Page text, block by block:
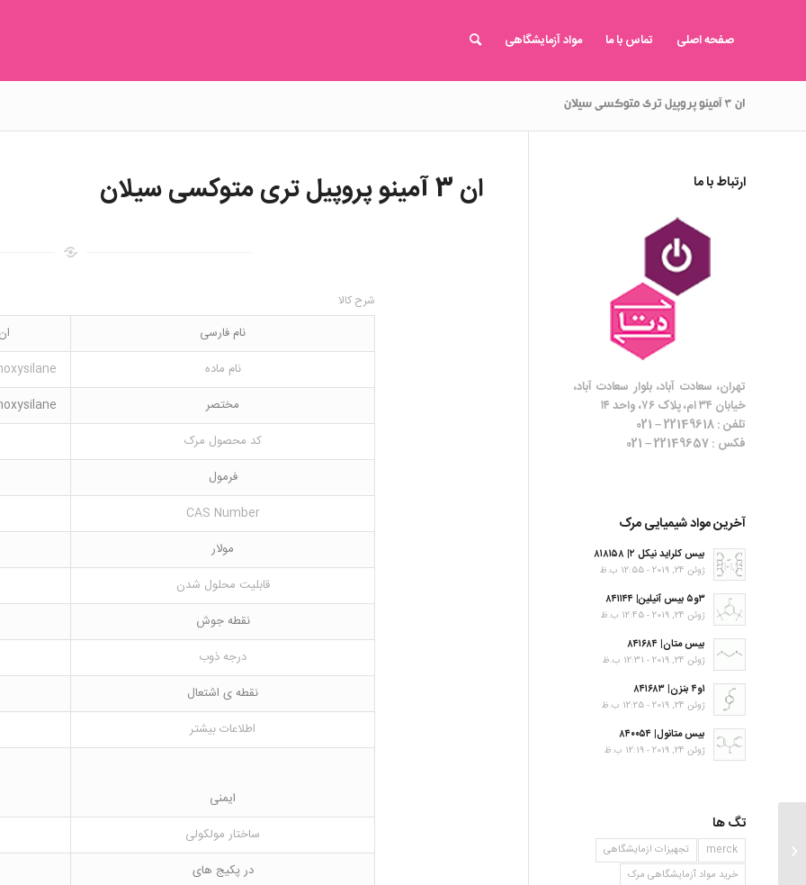
صفحه اصلی تماس با ما مواد آزمایشگاهی
ان ۳ آمینو پروپیل تری متوکسی سیلان
ان 3 آمینو پروپیل تری متوکسی سیلان
شرح کالا
نام فارسی
ان 3 آمینو پروپیل تری متوکسی سیلان
نام ماده
مختصر
کد محصول مرک
فرمول
CAS Number
مولار
قابلیت محلول شدن
نقطه جوش
درجه ذوب
نقطه ی اشتعال
اطلاعات بیشتر
ایمنی
ساختار مولکولی
در پکیج های
ارتباط با ما
تهران، سعادت آباد، بلوار سعادت آباد،
خیابان ۳۴ ام، پلاک ۷۶، واحد ۱۴
تلفن : 22149618 – 021
فکس : 22149657 – 021
آخرین مواد شیمیایی مرک
بیس کلراید نیکل ۲| ۸۱۸۱۵۸
ژوئن 24, 2019 - 12:55 ب.ظ
۳و۵ بیس آنیلین| ۸۴۱۱۴۴
ژوئن 24, 2019 - 12:45 ب.ظ
بیس متان| ۸۴۱۶۸۴
ژوئن 24, 2019 - 12:31 ب.ظ
۱و۴ بنزن| ۸۴۱۶۸۳
ژوئن 24, 2019 - 12:25 ب.ظ
بیس متانول| ۸۴۰۰۵۴
ژوئن 24, 2019 - 12:19 ب.ظ
تگ ها
merck
تجهیزات ازمایشگاهی
خرید مواد آزمایشگاهی مرک